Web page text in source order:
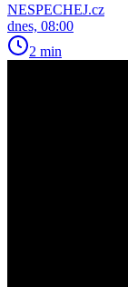
NESPECHEJ.cz
dnes, 08:00
2 min